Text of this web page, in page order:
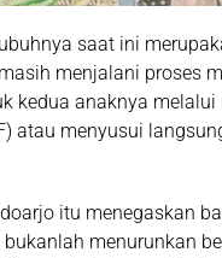
saat ini
menjalani proses
kedua anaknya melalui
atau menyusui
itu menegaskan
menurunkan